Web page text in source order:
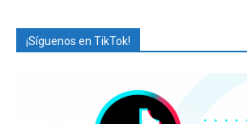
¡Síguenos en TikTok!